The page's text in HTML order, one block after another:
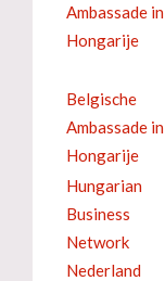
Ambassade in
Hongarije
Belgische
Ambassade in
Hongarije
Hungarian
Business
Network
Nederland